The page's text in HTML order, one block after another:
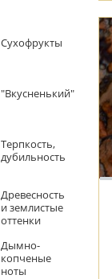
Сухофрукты
"Вкусненький"
Терпкость,
дубильность
Древесность
и землистые
оттенки
Дымно-
копченые
ноты